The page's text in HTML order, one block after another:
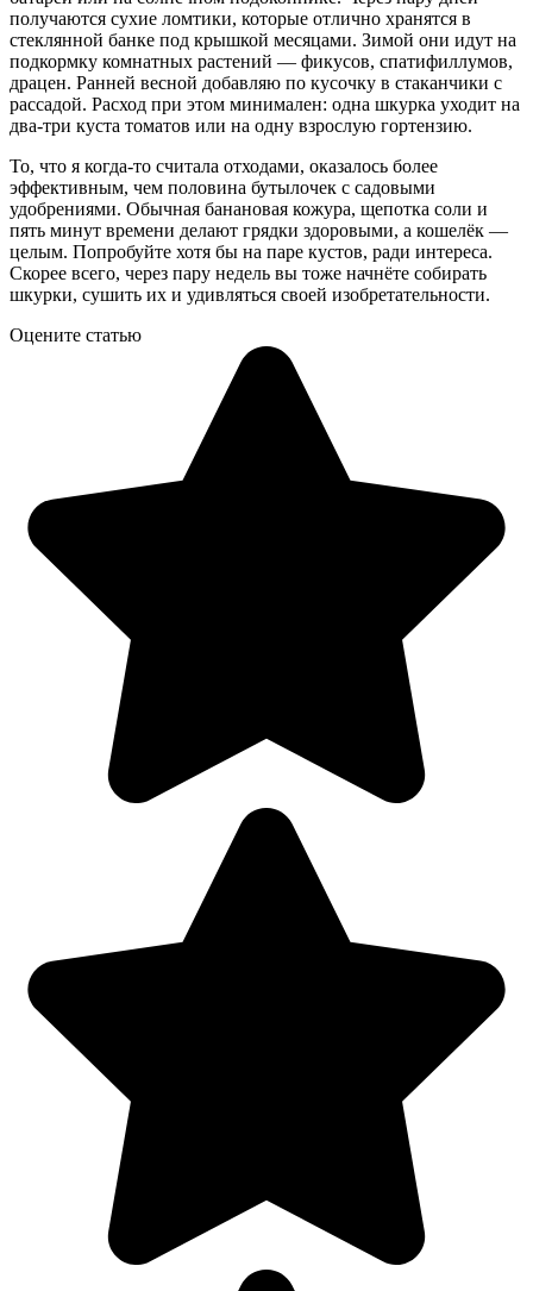
получаются сухие ломтики, которые отлично хранятся в
стеклянной банке под крышкой месяцами. Зимой они идут на
подкормку комнатных растений — фикусов, спатифиллумов,
драцен. Ранней весной добавляю по кусочку в стаканчики с
рассадой. Расход при этом минимален: одна шкурка уходит на
два-три куста томатов или на одну взрослую гортензию.
То, что я когда-то считала отходами, оказалось более
эффективным, чем половина бутылочек с садовыми
удобрениями. Обычная банановая кожура, щепотка соли и
пять минут времени делают грядки здоровыми, а кошелёк —
целым. Попробуйте хотя бы на паре кустов, ради интереса.
Скорее всего, через пару недель вы тоже начнёте собирать
шкурки, сушить их и удивляться своей изобретательности.
Оцените статью